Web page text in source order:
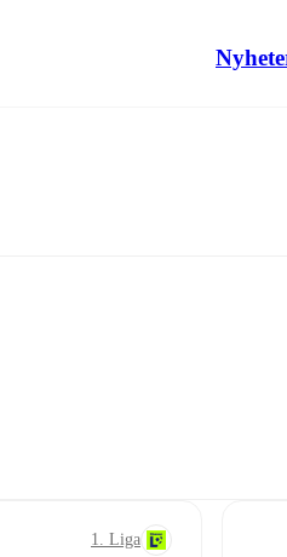
1. Liga